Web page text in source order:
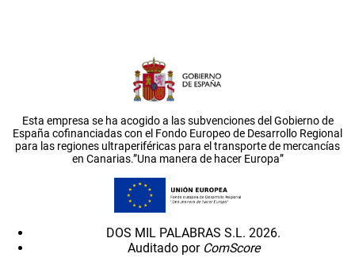
Esta empresa se ha acogido a las subvenciones del Gobierno de
España cofinanciadas con el Fondo Europeo de Desarrollo Regional
para las regiones ultraperiféricas para el transporte de mercancías
en Canarias.”Una manera de hacer Europa”
DOS MIL PALABRAS S.L. 2026.
Auditado por ComScore